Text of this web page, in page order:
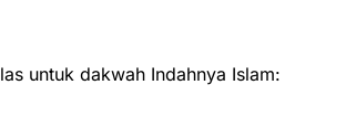
untuk dakwah Indahnya Islam: